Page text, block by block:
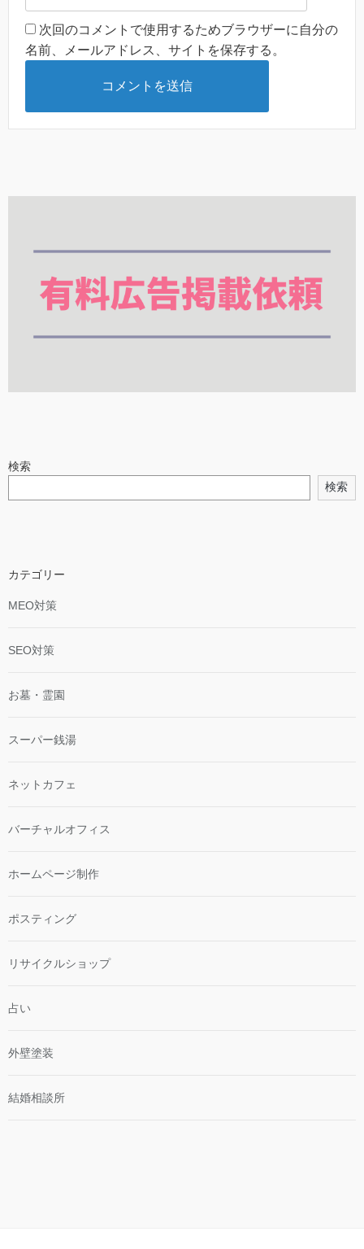
次回のコメントで使用するためブラウザーに自分の
名前、メールアドレス、サイトを保存する。
検索
検索
カテゴリー
MEO対策
SEO対策
お墓・霊園
スーパー銭湯
ネットカフェ
バーチャルオフィス
ホームページ制作
ポスティング
リサイクルショップ
占い
外壁塗装
結婚相談所